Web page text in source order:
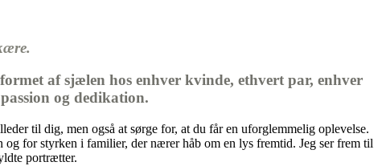
af sjælen hos enhver kvinde, ethvert par, enhver
og dedikation.
til dig, men også at sørge for, at du får en uforglemmelig oplevelse.
for styrken i familier, der nærer håb om en lys fremtid. Jeg ser frem til
portrætter.